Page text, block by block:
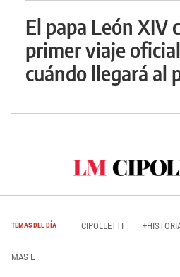
El papa León XIV
primer viaje
cuándo llegará al
TEMAS DEL DÍA CIPOLLETTI
MAS E